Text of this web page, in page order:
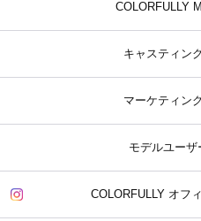
COLORFULLY
キャスティン
マーケティン
モデルユー
COLORFULLY オフ